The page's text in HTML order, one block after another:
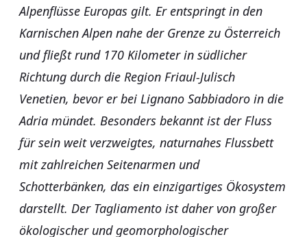
Alpenflüsse Europas gilt. Er entspringt in den
Karnischen Alpen nahe der Grenze zu Österreich
und fließt rund 170 Kilometer in südlicher
Richtung durch die Region Friaul-Julisch
Venetien, bevor er bei Lignano Sabbiadoro in die
Adria mündet. Besonders bekannt ist der Fluss
für sein weit verzweigtes, naturnahes Flussbett
mit zahlreichen Seitenarmen und
Schotterbänken, das ein einzigartiges Ökosystem
darstellt. Der Tagliamento ist daher von großer
ökologischer und geomorphologischer